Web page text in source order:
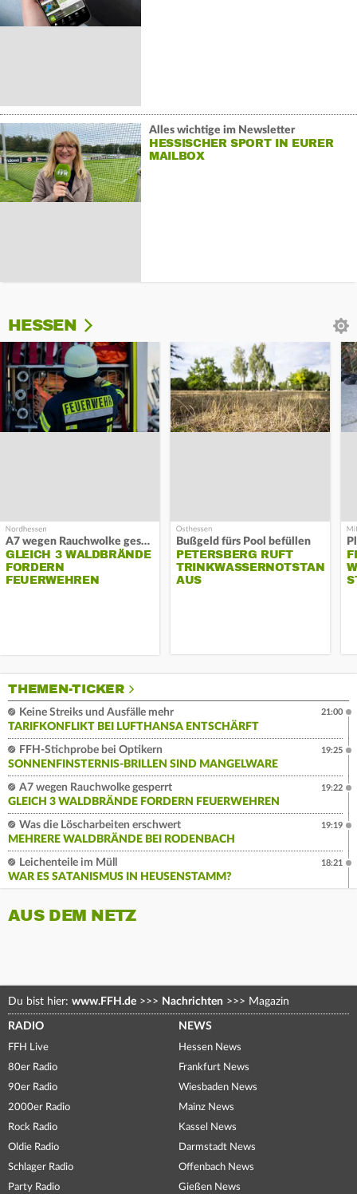
Alles wichtige im Newsletter
HESSISCHER SPORT IN EURER
MAILBOX
HESSEN
A7 wegen Rauchwolke gesperrt
GLEICH 3 WALDBRÄNDE
FORDERN
FEUERWEHREN
Bußgeld fürs Pool befüllen
PETERSBERG RUFT
TRINKWASSERNOTSTAND
AUS
THEMEN-TICKER
Keine Streiks und Ausfälle mehr
TARIFKONFLIKT BEI LUFTHANSA ENTSCHÄRFT
21:00
FFH-Stichprobe bei Optikern
SONNENFINSTERNIS-BRILLEN SIND MANGELWARE
19:25
A7 wegen Rauchwolke gesperrt
GLEICH 3 WALDBRÄNDE FORDERN FEUERWEHREN
19:22
Was die Löscharbeiten erschwert
MEHRERE WALDBRÄNDE BEI RODENBACH
19:19
Leichenteile im Müll
WAR ES SATANISMUS IN HEUSENSTAMM?
18:21
AUS DEM NETZ
Du bist hier: www.FFH.de >>> Nachrichten >>> Magazin
RADIO
FFH Live
80er Radio
90er Radio
2000er Radio
Rock Radio
Oldie Radio
Schlager Radio
Party Radio
NEWS
Hessen News
Frankfurt News
Wiesbaden News
Mainz News
Kassel News
Darmstadt News
Offenbach News
Gießen News